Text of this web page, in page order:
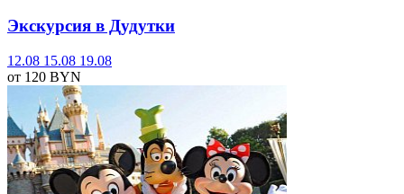
Экскурсия в Дудутки
12.08 15.08 19.08
от 120 BYN